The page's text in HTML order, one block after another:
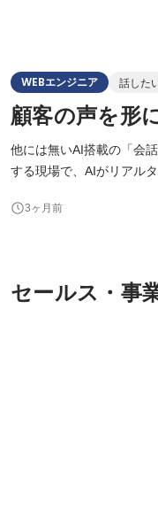
WEBエンジニア 話した
顧客の声を形
他には無いAI搭載の「会
する現場で、AIがリアル
にも関わりたいエンジニ
3ヶ月前
セールス・事